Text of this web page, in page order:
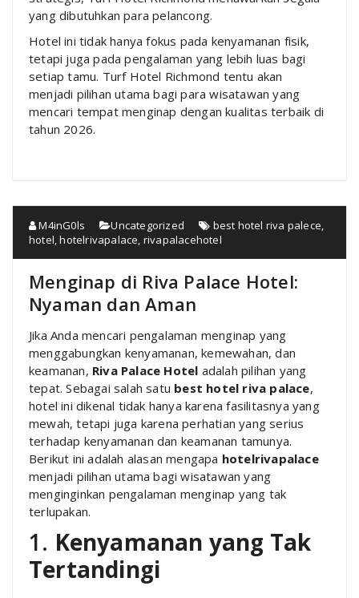
yang dibutuhkan para pelancong.
Hotel ini tidak hanya fokus pada kenyamanan fisik,
tetapi juga pada pengalaman yang lebih luas bagi
setiap tamu. Turf Hotel Richmond tentu akan
menjadi pilihan utama bagi para wisatawan yang
mencari tempat menginap dengan kualitas terbaik di
tahun 2026.
M4inG0ls Uncategorized best hotel riva palece
hotel ,hotelrivapalace rivapalacehotel
Menginap di Riva Palace Hotel:
Nyaman dan Aman
Jika Anda mencari pengalaman menginap yang
menggabungkan kenyamanan, kemewahan, dan
keamanan, Riva Palace Hotel adalah pilihan yang
tepat. Sebagai salah satu best hotel riva palace,
hotel ini dikenal tidak hanya karena fasilitasnya yang
mewah, tetapi juga karena perhatian yang serius
terhadap kenyamanan dan keamanan tamunya.
Berikut ini adalah alasan mengapa hotelrivapalace
menjadi pilihan utama bagi wisatawan yang
menginginkan pengalaman menginap yang tak
terlupakan.
1. Kenyamanan yang Tak
Tertandingi